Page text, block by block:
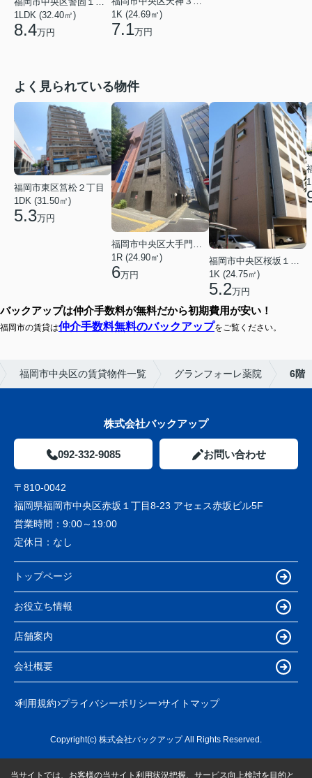
1LDK (32.40㎡)
8.4万円
1K (24.69㎡)
7.1万円
よく見られている物件
福岡市東区筥松２丁目
1DK (31.50㎡)
5.3万円
福岡市中央区大手門３丁目
1R (24.90㎡)
6万円
1K (24.75㎡)
5.2万円
バックアップは仲介手数料が無料だから初期費用が安い！
福岡市の賃貸は仲介手数料無料のバックアップをご覧ください。
福岡市中央区の賃貸物件一覧 グランフォーレ薬院 6階
株式会社バックアップ
092-332-9085 お問い合わせ
〒810-0042
福岡県福岡市中央区赤坂１丁目8-23 アセェス赤坂ビル5F
営業時間： 9:00～19:00
定休日： なし
トップページ
お役立ち情報
店舗案内
会社概要
利用規約 プライバシーポリシー サイトマップ
Copyright(c) 株式会社バックアップ All Rights Reserved.
当サイトでは、お客様の当サイト利用状況把握、サービス向上検討を目的と